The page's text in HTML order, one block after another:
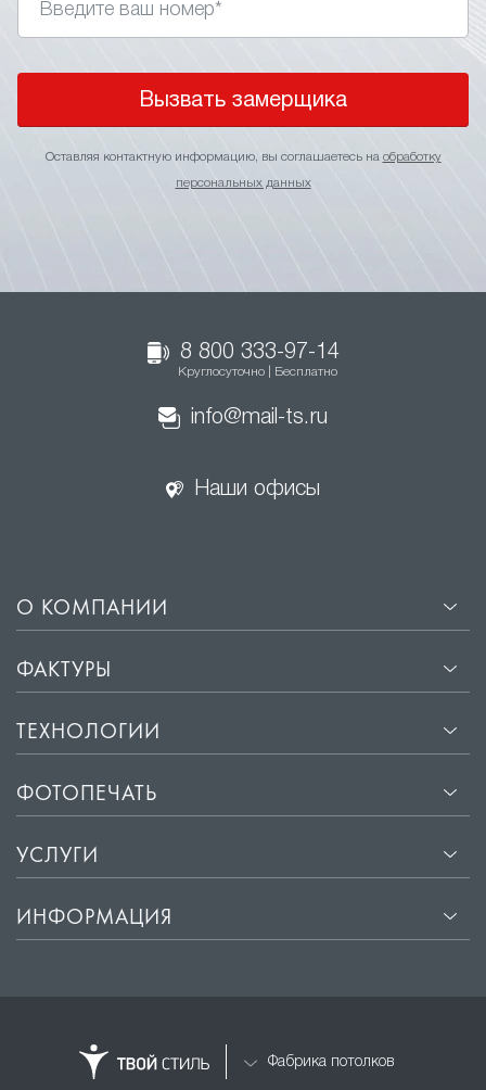
Вызвать замерщика
Оставляя контактную информацию, вы соглашаетесь на обработку
персональных данных
8 800 333-97-14
Круглосуточно | Бесплатно
info@mail-ts.ru
Наши офисы
О КОМПАНИИ
ФАКТУРЫ
ТЕХНОЛОГИИ
ФОТОПЕЧАТЬ
УСЛУГИ
ИНФОРМАЦИЯ
Фабрика потолков